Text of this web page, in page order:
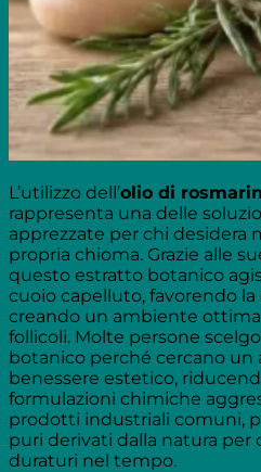
L’utilizzo dell’olio di
rappresenta una delle
apprezzate per chi desidera
propria chioma. Grazie alle
questo estratto botanico
cuoio capelluto, favorendo
creando un ambiente
follicoli. Molte persone
botanico perché cercano un
benessere estetico,
formulazioni chimiche
prodotti industriali comuni,
puri derivati dalla natura
duraturi nel tempo.